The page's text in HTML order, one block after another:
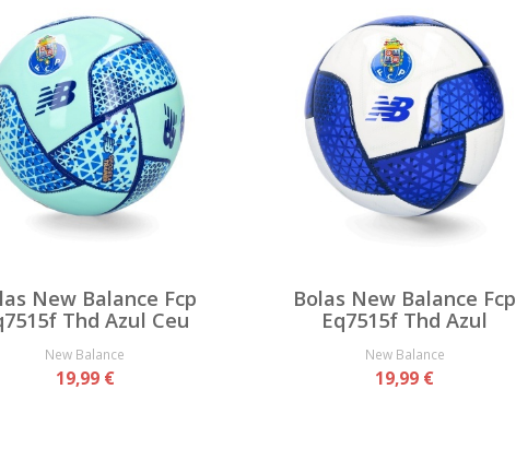
New Balance Fcp
Thd Azul Ceu
New Balance
19,99 €
Bolas New Balance Fcp
Eq7515f Thd Azul
New Balance
19,99 €